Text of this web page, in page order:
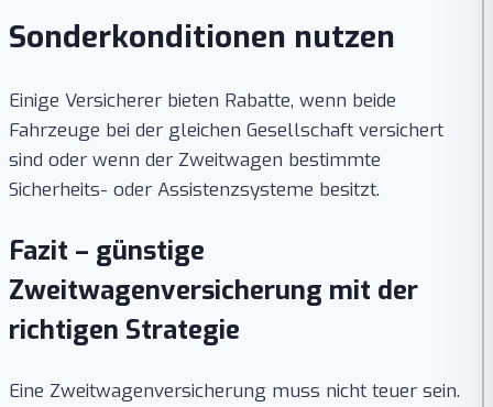
Sonderkonditionen nutzen
Einige Versicherer bieten Rabatte, wenn beide
Fahrzeuge bei der gleichen Gesellschaft versichert
sind oder wenn der Zweitwagen bestimmte
Sicherheits- oder Assistenzsysteme besitzt.
Fazit – günstige
Zweitwagenversicherung mit der
richtigen Strategie
Eine Zweitwagenversicherung muss nicht teuer sein.